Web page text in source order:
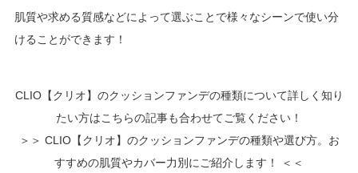
肌質や求める質感などによって選ぶことで様々なシーンで使い分
けることができます！
CLIO【クリオ】のクッションファンデの種類について詳しく知り
たい方はこちらの記事も合わせてご覧ください！
＞＞ CLIO【クリオ】のクッションファンデの種類や選び方。お
すすめの肌質やカバー力別にご紹介します！ ＜＜